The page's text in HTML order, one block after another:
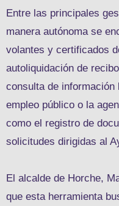
Entre las principales
manera autónoma se
volantes y certificados
autoliquidación de
consulta de
empleo público o la
como el registro de
solicitudes dirigidas al
El alcalde de Horche,
que esta herramienta